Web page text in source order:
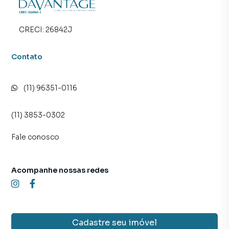
CRECI: 26842J
Contato
(11) 96351-0116
(11) 3853-0302
Fale conosco
Cadastre seu imóvel
Acompanhe nossas redes